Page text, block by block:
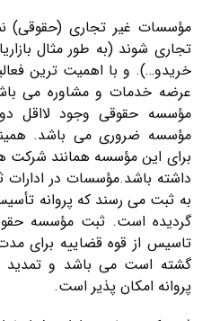
مؤسسات غیر تجاری (حقوقی)
تجاری شوند (به طور مثال
خریدو…). و با اهمیت ترین
عرضه خدمات و مشاوره می
مؤسسه حقوقی وجود لااقل
مؤسسه ضروری می باشد.
برای این مؤسسه همانند
داشته باشد.مؤسسات در
به ثبت می رسند که پروانه
گردیده است. ثبت مؤسسه
تاسیس از قوه قضاییه برای
گشته است می باشد و تمدید
پروانه امکان پذیر است.